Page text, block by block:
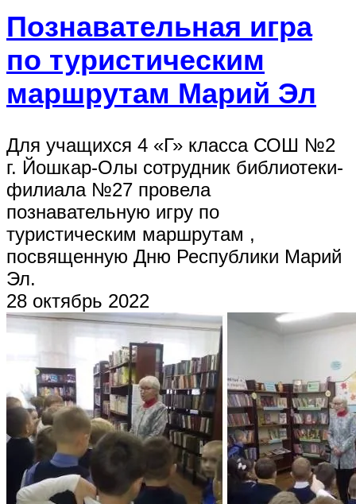
Познавательная игра
по туристическим
маршрутам Марий Эл
Для учащихся 4 «Г» класса СОШ №2
г. Йошкар-Олы сотрудник библиотеки-
филиала №27 провела
познавательную игру по
туристическим маршрутам ,
посвященную Дню Республики Марий
Эл.
28 октябрь 2022